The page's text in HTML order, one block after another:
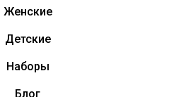
Женские
Детские
Наборы
Блог